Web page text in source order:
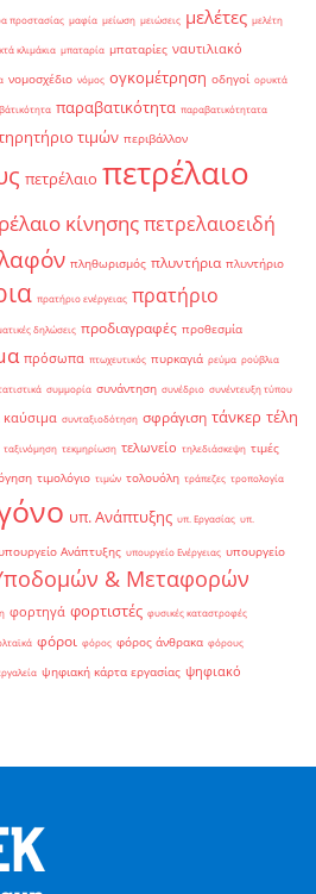
προστασίας μαφία μείωση μειώσεις μελέτες μελέτη
κλιμάκια μπαταρία μπαταρίες ναυτιλιακό
νομοσχέδιο νόμος ογκομέτρηση οδηγοί ορυκτά
παραβατικότητα παραβατικότητατα
τιμών περιβάλλον
πετρέλαιο πετρέλαιο
κίνησηςπετρελαιοειδή
πληθωρισμός πλυντήρια πλυντήριο
πρατήριο ενέργειας πρατήριο
δηλώσεις προδιαγραφές προθεσμία
πρόσωπα πτωχευτικός πυρκαγιά ρεύμα ρούβλια
συμμορία συνάντηση συνέδριο συνέντευξη τύπου
καύσιμα συνταξιοδότηση σφράγιση τάνκερ τέλη
ταξινόμηση τεκμηρίωση τελωνείο τηλεδιάσκεψη τιμές
τιμολόγιο τιμών τολουόλη τράπεζες τροπολογία
υπ. Ανάπτυξης υπ. Εργασίας υπ.
Ανάπτυξης υπουργείο Ενέργειας υπουργείο
& Μεταφορών
φορτηγά φορτιστές φυσικές καταστροφές
φόροι φόρος φόρος άνθρακα φόρους
ψηφιακή κάρτα εργασίας ψηφιακό